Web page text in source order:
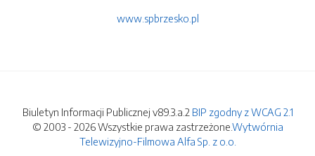
www.spbrzesko.pl
Biuletyn Informacji Publicznej v89.3.a.2 BIP zgodny z WCAG 2.1
© 2003 - 2026 Wszystkie prawa zastrzeżone.Wytwórnia
Telewizyjno-Filmowa Alfa Sp. z o.o.